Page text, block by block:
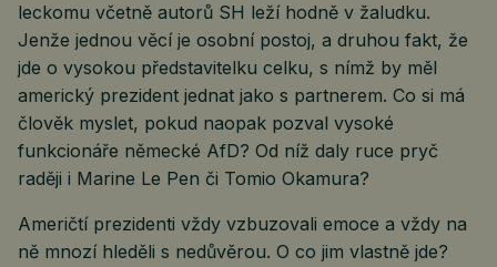
leckomu včetně autorů SH leží hodně v žaludku.
Jenže jednou věcí je osobní postoj, a druhou fakt, že
jde o vysokou představitelku celku, s nímž by měl
americký prezident jednat jako s partnerem. Co si má
člověk myslet, pokud naopak pozval vysoké
funkcionáře německé AfD? Od níž daly ruce pryč
raději i Marine Le Pen či Tomio Okamura?
Američtí prezidenti vždy vzbuzovali emoce a vždy na
ně mnozí hleděli s nedůvěrou. O co jim vlastně jde?